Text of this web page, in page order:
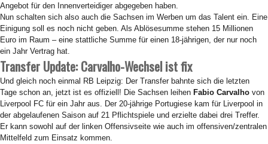
Angebot für den Innenverteidiger abgegeben haben.
Nun schalten sich also auch die Sachsen im Werben um das Talent ein. Eine
Einigung soll es noch nicht geben. Als Ablösesumme stehen 15 Millionen
Euro im Raum – eine stattliche Summe für einen 18-jährigen, der nur noch
ein Jahr Vertrag hat.
Transfer Update: Carvalho-Wechsel ist fix
Und gleich noch einmal RB Leipzig: Der Transfer bahnte sich die letzten
Tage schon an, jetzt ist es offiziell! Die Sachsen leihen Fabio Carvalho von
Liverpool FC für ein Jahr aus. Der 20-jährige Portugiese kam für Liverpool in
der abgelaufenen Saison auf 21 Pflichtspiele und erzielte dabei drei Treffer.
Er kann sowohl auf der linken Offensivseite wie auch im offensiven/zentralen
Mittelfeld zum Einsatz kommen.